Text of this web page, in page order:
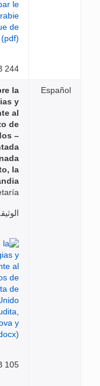
244 KB
Español
la
y
al
de
–
la
105 KB